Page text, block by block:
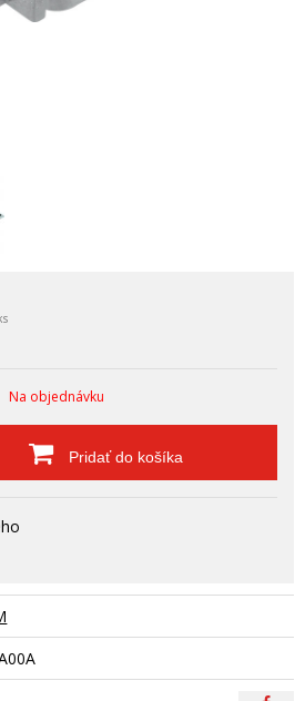
Na objednávku
Pridať do košíka